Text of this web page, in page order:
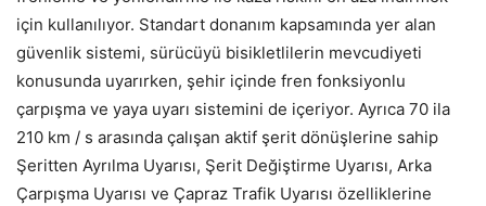
için kullanılıyor. Standart donanım kapsamında yer alan
güvenlik sistemi, sürücüyü bisikletlilerin mevcudiyeti
konusunda uyarırken, şehir içinde fren fonksiyonlu
çarpışma ve yaya uyarı sistemini de içeriyor. Ayrıca 70 ila
210 km / s arasında çalışan aktif şerit dönüşlerine sahip
Şeritten Ayrılma Uyarısı, Şerit Değiştirme Uyarısı, Arka
Çarpışma Uyarısı ve Çapraz Trafik Uyarısı özelliklerine